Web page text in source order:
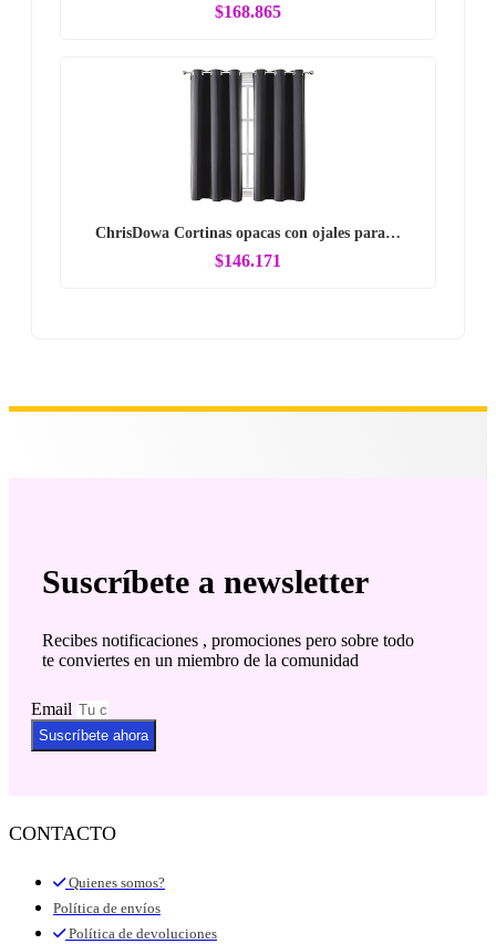
$168.865
ChrisDowa Cortinas opacas con ojales para…
$146.171
Suscríbete a newsletter
Recibes notificaciones , promociones pero sobre todo
te conviertes en un miembro de la comunidad
Email
Suscríbete ahora
CONTACTO
Quienes somos?
Política de envíos
Política de devoluciones